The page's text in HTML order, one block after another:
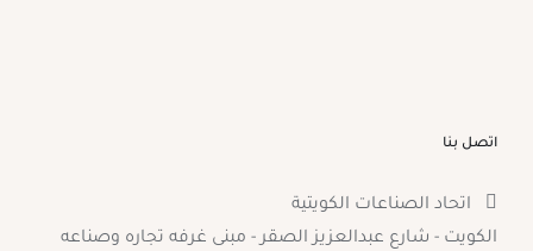
اتصل بنا
اتحاد الصناعات الكويتية
الكويت - شارع عبدالعزيز الصقر - مبنى غرفه تجاره وصناعه